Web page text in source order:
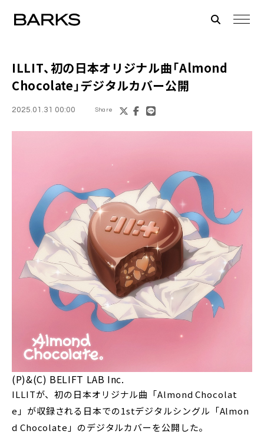
ILLIT、初の日本オリジナル曲「Almond
Chocolate」デジタルカバー公開
2025.01.31 00:00 Share
(P)&(C) BELIFT LAB Inc.
ILLITが、初の日本オリジナル曲「Almond Chocolat
e」が収録される日本での1stデジタルシングル「Almon
d Chocolate」のデジタルカバーを公開した。